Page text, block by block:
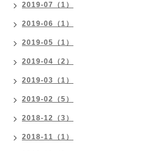
2019-07（1）
2019-06（1）
2019-05（1）
2019-04（2）
2019-03（1）
2019-02（5）
2018-12（3）
2018-11（1）